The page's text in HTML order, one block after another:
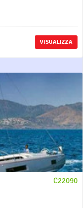
VISUALIZZA
C22090